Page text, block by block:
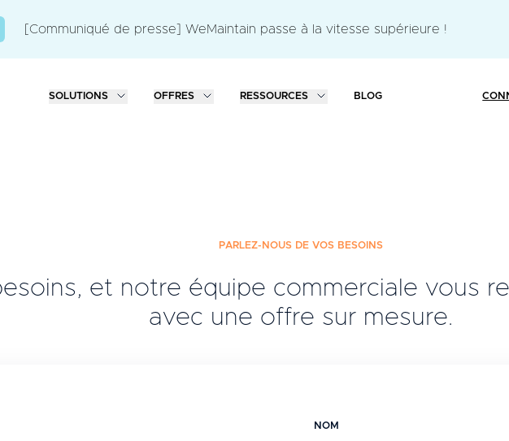
[Communiqué de presse] WeMaintain passe à la vitesse supérieure !
SOLUTIONS OFFRES RESSOURCES BLOG
PARLEZ-NOUS DE VOS BESOINS
et notre équipe commerciale vous
avec une offre sur mesure.
NOM